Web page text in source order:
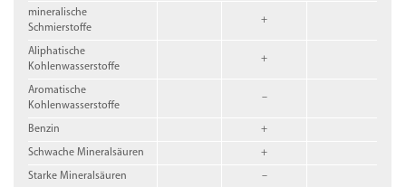
mineralische
Schmierstoffe
+
Aliphatische
Kohlenwasserstoffe
+
Aromatische
Kohlenwasserstoffe
–
Benzin +
Schwache Mineralsäuren +
Starke Mineralsäuren –